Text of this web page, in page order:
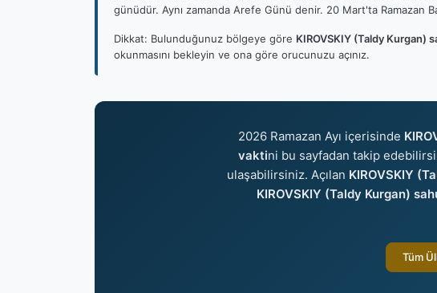
günüdür. Aynı zamanda Arefe Günü denir. 20 Mart'ta Ramazan
Dikkat: Bulunduğunuz bölgeye göre KIROVSKIY (Taldy Kurgan)
okunmasını bekleyin ve ona göre orucunuzu açınız.
2026 Ramazan Ayı içerisinde
vaktini bu sayfadan takip
ulaşabilirsiniz. Açılan KIROVSKIY
KIROVSKIY (Taldy Kurgan)
Tüm